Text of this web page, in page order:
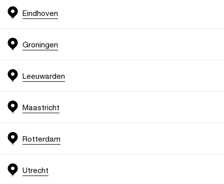
Eindhoven
Groningen
Leeuwarden
Maastricht
Rotterdam
Utrecht